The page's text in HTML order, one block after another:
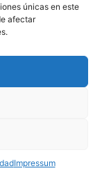
únicas en este
afectar
Impressum